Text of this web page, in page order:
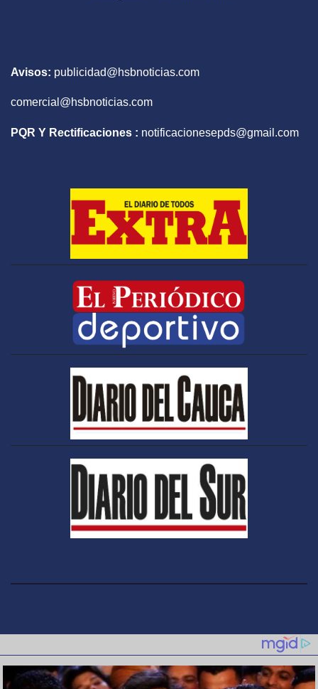
Avisos: publicidad@hsbnoticias.com
comercial@hsbnoticias.com
PQR Y Rectificaciones : notificacionesepds@gmail.com